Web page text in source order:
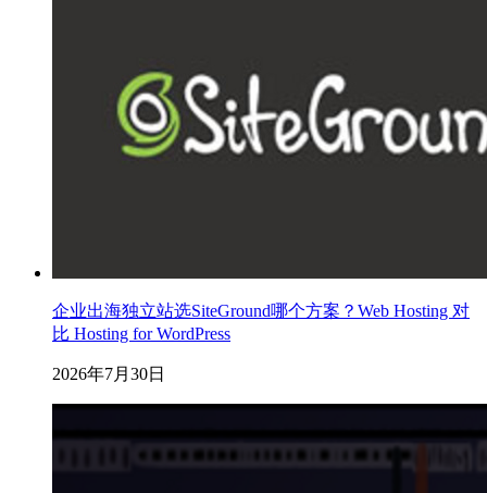
企业出海独立站选SiteGround哪个方案？Web Hosting 对
比 Hosting for WordPress
2026年7月30日